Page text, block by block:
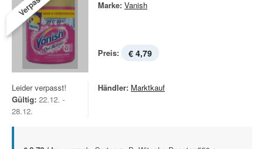
Marke: Vanish
Preis: € 4,79
Leider verpasst!
Gültig: 22.12. -
28.12.
Händler: Marktkauf